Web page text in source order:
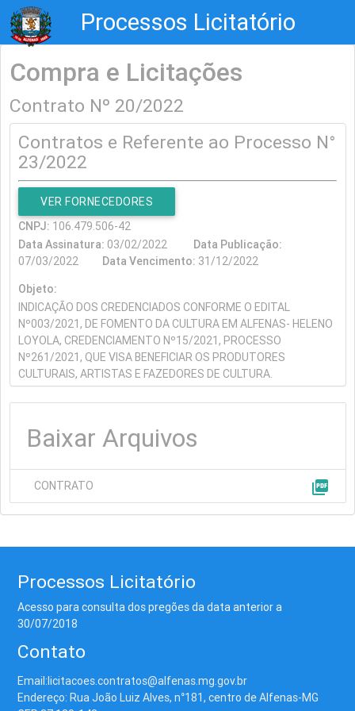
Processos Licitatório
Compra e Licitações
Contrato Nº 20/2022
Contratos e Referente ao Processo N°
23/2022
VER FORNECEDORES
CNPJ: 106.479.506-42
Data Assinatura: 03/02/2022 Data Publicação:
07/03/2022 Data Vencimento: 31/12/2022
Objeto:
INDICAÇÃO DOS CREDENCIADOS CONFORME O EDITAL
Nº003/2021, DE FOMENTO DA CULTURA EM ALFENAS- HELENO
LOYOLA, CREDENCIAMENTO Nº15/2021, PROCESSO
Nº261/2021, QUE VISA BENEFICIAR OS PRODUTORES
CULTURAIS, ARTISTAS E FAZEDORES DE CULTURA.
Baixar Arquivos
CONTRATO picture_as_pdf
Processos Licitatório
Acesso para consulta dos pregões da data anterior a
30/07/2018
Contato
Email:licitacoes.contratos@alfenas.mg.gov.br
Endereço: Rua João Luiz Alves, n°181, centro de Alfenas-MG